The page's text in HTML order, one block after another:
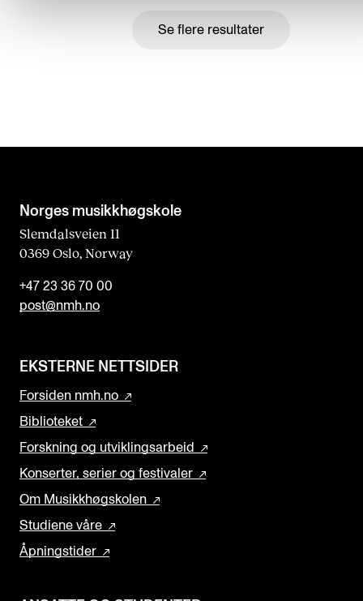
Se flere resultater
Norges musikk­høgskole
Slemdalsveien 11
0369 Oslo, Norway
+47 23 36 70 00
post@nmh.no
EKSTERNE NETTSIDER
Forsiden nmh.no
Biblioteket
Forskning og utviklingsarbeid
Konserter, serier og festivaler
Om Musikkhøgskolen
Studiene våre
Åpningstider